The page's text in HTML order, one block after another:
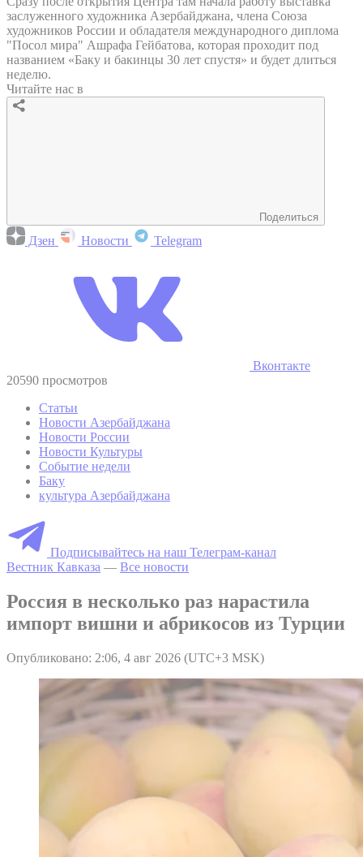
заслуженного художника Азербайджана, члена Союза
художников России и обладателя международного диплома
"Посол мира" Ашрафа Гейбатова, которая проходит под
названием «Баку и бакинцы 30 лет спустя» и будет длиться
неделю.
Читайте нас в
Поделиться
Дзен Новости Telegram
Вконтакте
20590 просмотров
Статьи
Новости Азербайджана
Новости России
Новости Культуры
Событие недели
Баку
культура Азербайджана
Подписывайтесь на наш Телеграм-канал
Вестник Кавказа — Все новости
Россия в несколько раз нарастила
импорт вишни и абрикосов из Турции
Опубликовано: 2:06, 4 авг 2026 (UTC+3 MSK)